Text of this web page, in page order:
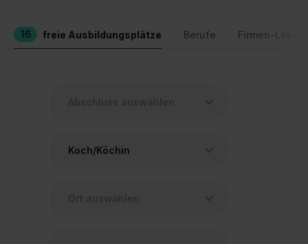
16 freie Ausbildungsplätze Berufe Firmen-
Koch/Köchin